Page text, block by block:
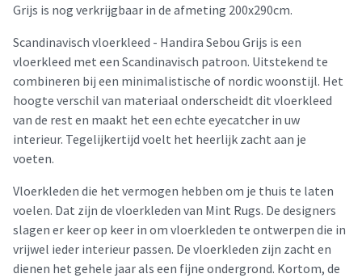
Grijs is nog verkrijgbaar in de afmeting 200x290cm.
Scandinavisch vloerkleed - Handira Sebou Grijs is een
vloerkleed met een Scandinavisch patroon. Uitstekend te
combineren bij een minimalistische of nordic woonstijl. Het
hoogte verschil van materiaal onderscheidt dit vloerkleed
van de rest en maakt het een echte eyecatcher in uw
interieur. Tegelijkertijd voelt het heerlijk zacht aan je
voeten.
Vloerkleden die het vermogen hebben om je thuis te laten
voelen. Dat zijn de vloerkleden van Mint Rugs. De designers
slagen er keer op keer in om vloerkleden te ontwerpen die in
vrijwel ieder interieur passen. De vloerkleden zijn zacht en
dienen het gehele jaar als een fijne ondergrond. Kortom, de